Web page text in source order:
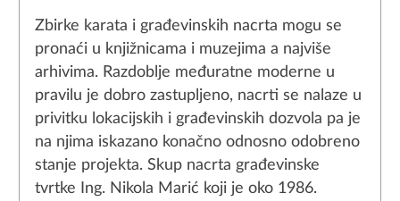
Zbirke karata i građevinskih nacrta mogu se
pronaći u knjižnicama i muzejima a najviše
arhivima. Razdoblje međuratne moderne u
pravilu je dobro zastupljeno, nacrti se nalaze u
privitku lokacijskih i građevinskih dozvola pa je
na njima iskazano konačno odnosno odobreno
stanje projekta. Skup nacrta građevinske
tvrtke Ing. Nikola Marić koji je oko 1986.